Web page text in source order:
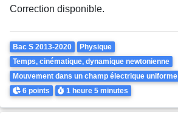
Correction disponible.
Theme
Bac S 2013-2020
Physique
Temps, cinématique, dynamique newtonienne
Mouvement dans un champ électrique uniforme
Points
6 points Durée
1 heure5 minutes